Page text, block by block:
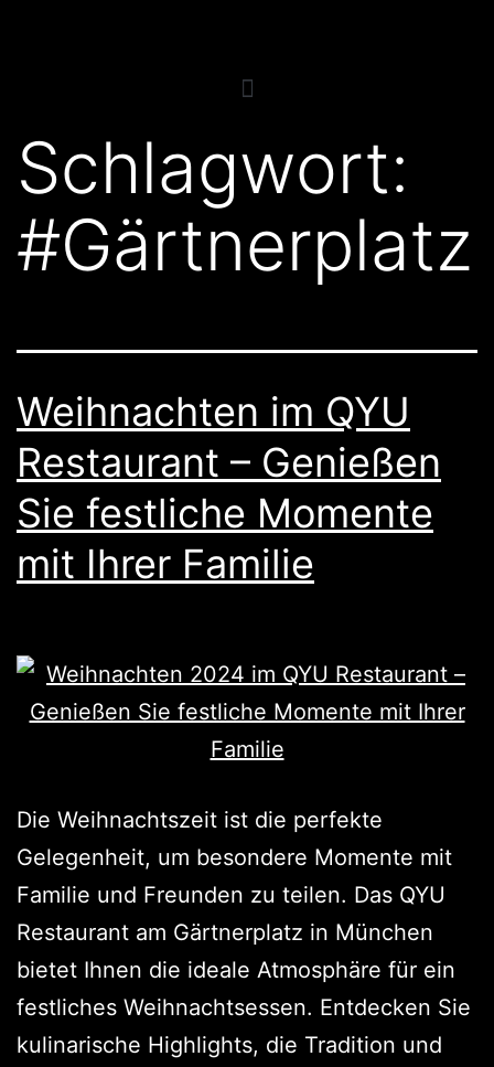
Schlagwort:
#Gärtnerplatz
Weihnachten im QYU
Restaurant – Genießen
Sie festliche Momente
mit Ihrer Familie
Die Weihnachtszeit ist die perfekte
Gelegenheit, um besondere Momente mit
Familie und Freunden zu teilen. Das QYU
Restaurant am Gärtnerplatz in München
bietet Ihnen die ideale Atmosphäre für ein
festliches Weihnachtsessen. Entdecken Sie
kulinarische Highlights, die Tradition und